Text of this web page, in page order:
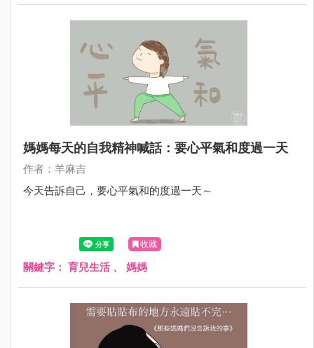
媽媽每天的自我精神喊話：要心平氣和度過一天
作者：羊麻吉
今天告訴自己，要心平氣和的度過一天～
收藏
關鍵字： 育兒生活、 媽媽